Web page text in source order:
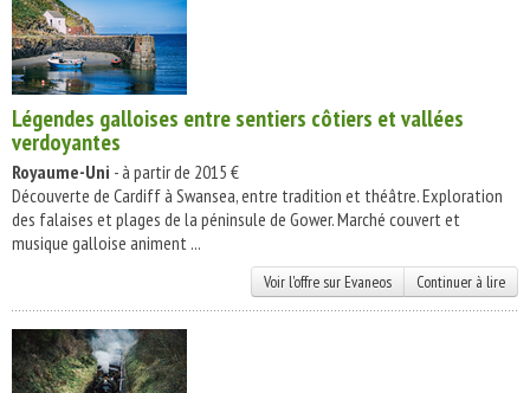
Légendes galloises entre sentiers côtiers et vallées
verdoyantes
Royaume-Uni - à partir de 2015 €
Découverte de Cardiff à Swansea, entre tradition et théâtre. Exploration
des falaises et plages de la péninsule de Gower. Marché couvert et
musique galloise animent ...
Voir l'offre sur Evaneos Continuer à lire